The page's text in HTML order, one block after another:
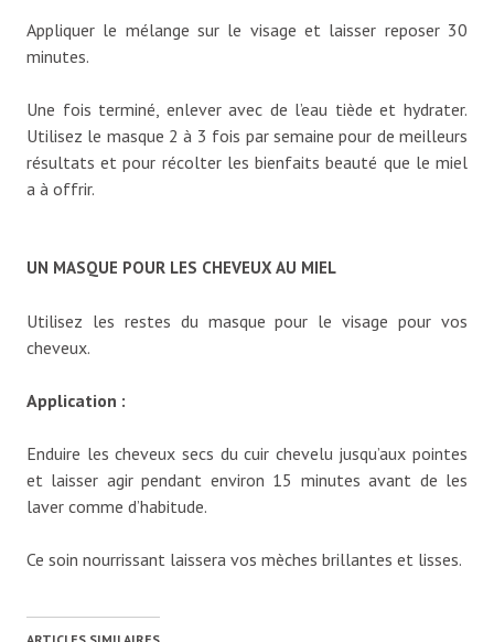
Appliquer le mélange sur le visage et laisser reposer 30
minutes.
Une fois terminé, enlever avec de l’eau tiède et hydrater.
Utilisez le masque 2 à 3 fois par semaine pour de meilleurs
résultats et pour récolter les bienfaits beauté que le miel
a à offrir.
UN MASQUE POUR LES CHEVEUX AU MIEL
Utilisez les restes du masque pour le visage pour vos
cheveux.
Application :
Enduire les cheveux secs du cuir chevelu jusqu’aux pointes
et laisser agir pendant environ 15 minutes avant de les
laver comme d’habitude.
Ce soin nourrissant laissera vos mèches brillantes et lisses.